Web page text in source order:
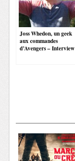
Joss Whedon, un geek
aux commandes
d’Avengers – Interview